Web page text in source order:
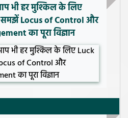
भी हर मुश्किल के लिए
समझें Locus of Control और
का पूरा विज्ञान